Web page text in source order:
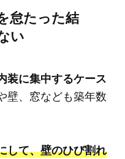
怠たった結
い
装に集中するケース
壁、窓なども築年数
して、壁のひび割れ